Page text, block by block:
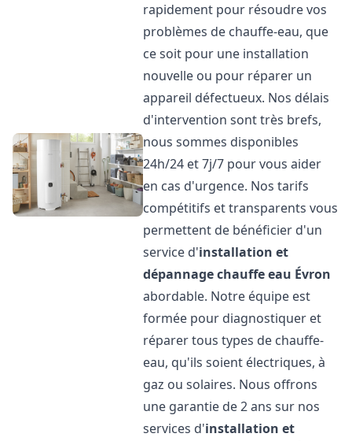
rapidement pour résoudre vos
problèmes de chauffe-eau, que
ce soit pour une installation
nouvelle ou pour réparer un
appareil défectueux. Nos délais
d'intervention sont très brefs,
nous sommes disponibles
24h/24 et 7j/7 pour vous aider
en cas d'urgence. Nos tarifs
compétitifs et transparents vous
permettent de bénéficier d'un
service d'installation et
dépannage chauffe eau Évron
abordable. Notre équipe est
formée pour diagnostiquer et
réparer tous types de chauffe-
eau, qu'ils soient électriques, à
gaz ou solaires. Nous offrons
une garantie de 2 ans sur nos
services d'installation et